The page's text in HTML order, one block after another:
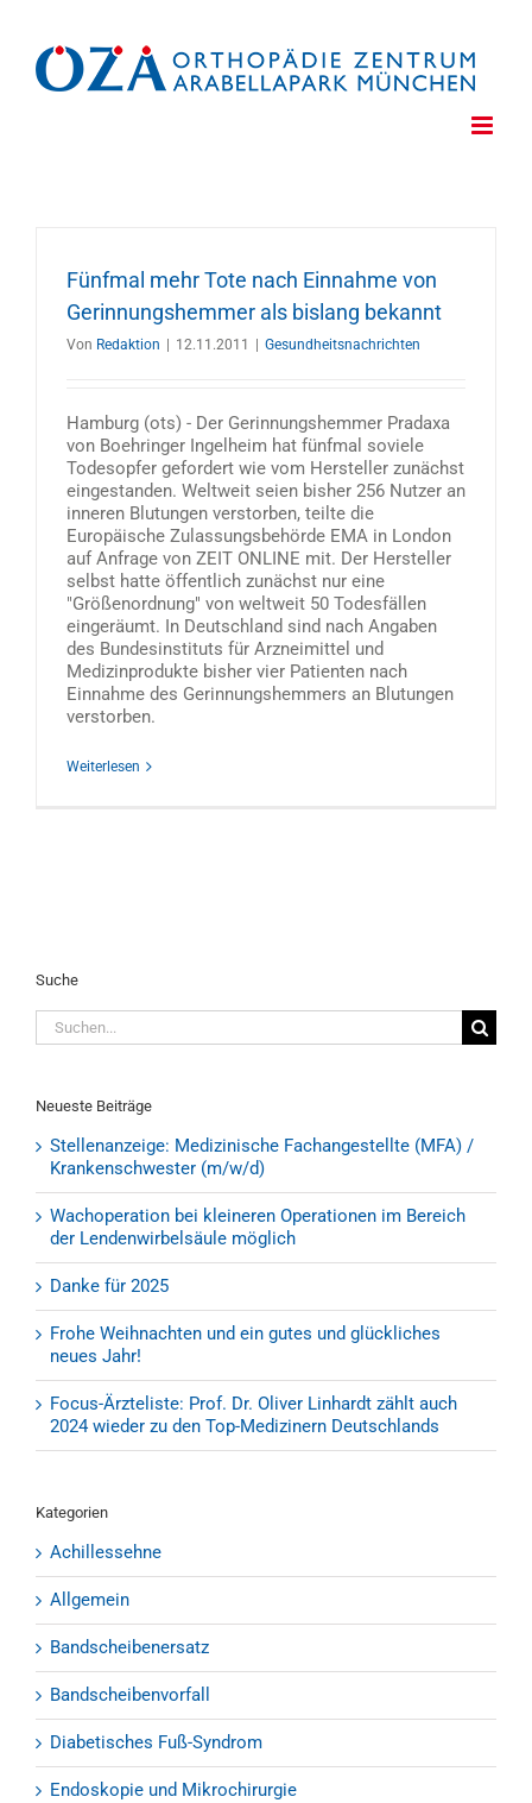
springen
Fünfmal mehr Tote nach Einnahme von
Gerinnungshemmer als bislang bekannt
Von Redaktion 12.11.2011 Gesundheitsnachrichten
Hamburg (ots) - Der Gerinnungshemmer Pradaxa
von Boehringer Ingelheim hat fünfmal soviele
Todesopfer gefordert wie vom Hersteller zunächst
eingestanden. Weltweit seien bisher 256 Nutzer an
inneren Blutungen verstorben, teilte die
Europäische Zulassungsbehörde EMA in London
auf Anfrage von ZEIT ONLINE mit. Der Hersteller
selbst hatte öffentlich zunächst nur eine
"Größenordnung" von weltweit 50 Todesfällen
eingeräumt. In Deutschland sind nach Angaben
des Bundesinstituts für Arzneimittel und
Medizinprodukte bisher vier Patienten nach
Einnahme des Gerinnungshemmers an Blutungen
verstorben.
Weiterlesen
Suche
Suche
nach:
Neueste Beiträge
Stellenanzeige: Medizinische Fachangestellte (MFA) /
Krankenschwester (m/w/d)
Wachoperation bei kleineren Operationen im Bereich
der Lendenwirbelsäule möglich
Danke für 2025
Frohe Weihnachten und ein gutes und glückliches
neues Jahr!
Focus-Ärzteliste: Prof. Dr. Oliver Linhardt zählt auch
2024 wieder zu den Top-Medizinern Deutschlands
Kategorien
Achillessehne
Allgemein
Bandscheibenersatz
Bandscheibenvorfall
Diabetisches Fuß-Syndrom
Endoskopie und Mikrochirurgie